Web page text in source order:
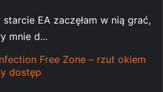
starcie EA zaczęłam w nią grać,
mnie d...
Free Zone – rzut okiem
dostęp